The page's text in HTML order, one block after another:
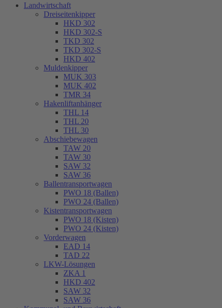
Landwirtschaft
Dreiseitenkipper
HKD 302
HKD 302-S
TKD 302
TKD 302-S
HKD 402
Muldenkipper
MUK 303
MUK 402
TMR 34
Hakenliftanhänger
THL 14
THL 20
THL 30
Abschiebewagen
TAW 20
TAW 30
SAW 32
SAW 36
Ballentransportwagen
PWO 18 (Ballen)
PWO 24 (Ballen)
Kistentransportwagen
PWO 18 (Kisten)
PWO 24 (Kisten)
Vorderwagen
EAD 14
TAD 22
LKW-Lösungen
ZKA 1
HKD 402
SAW 32
SAW 36